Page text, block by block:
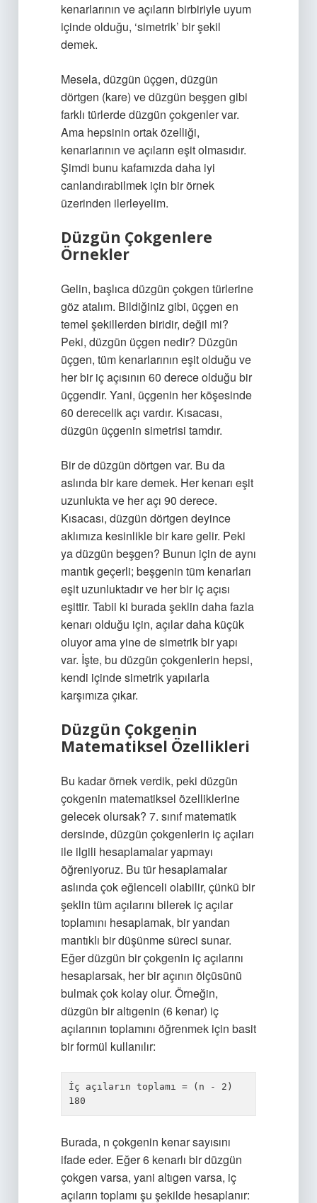
kenarlarının ve açıların birbiriyle uyum
içinde olduğu, ‘simetrik’ bir şekil
demek.
Mesela, düzgün üçgen, düzgün
dörtgen (kare) ve düzgün beşgen gibi
farklı türlerde düzgün çokgenler var.
Ama hepsinin ortak özelliği,
kenarlarının ve açıların eşit olmasıdır.
Şimdi bunu kafamızda daha iyi
canlandırabilmek için bir örnek
üzerinden ilerleyelim.
Düzgün Çokgenlere
Örnekler
Gelin, başlıca düzgün çokgen türlerine
göz atalım. Bildiğiniz gibi, üçgen en
temel şekillerden biridir, değil mi?
Peki, düzgün üçgen nedir? Düzgün
üçgen, tüm kenarlarının eşit olduğu ve
her bir iç açısının 60 derece olduğu bir
üçgendir. Yani, üçgenin her köşesinde
60 derecelik açı vardır. Kısacası,
düzgün üçgenin simetrisi tamdır.
Bir de düzgün dörtgen var. Bu da
aslında bir kare demek. Her kenarı eşit
uzunlukta ve her açı 90 derece.
Kısacası, düzgün dörtgen deyince
aklımıza kesinlikle bir kare gelir. Peki
ya düzgün beşgen? Bunun için de aynı
mantık geçerli; beşgenin tüm kenarları
eşit uzunluktadır ve her bir iç açısı
eşittir. Tabii ki burada şeklin daha fazla
kenarı olduğu için, açılar daha küçük
oluyor ama yine de simetrik bir yapı
var. İşte, bu düzgün çokgenlerin hepsi,
kendi içinde simetrik yapılarla
karşımıza çıkar.
Düzgün Çokgenin
Matematiksel Özellikleri
Bu kadar örnek verdik, peki düzgün
çokgenin matematiksel özelliklerine
gelecek olursak? 7. sınıf matematik
dersinde, düzgün çokgenlerin iç açıları
ile ilgili hesaplamalar yapmayı
öğreniyoruz. Bu tür hesaplamalar
aslında çok eğlenceli olabilir, çünkü bir
şeklin tüm açılarını bilerek iç açılar
toplamını hesaplamak, bir yandan
mantıklı bir düşünme süreci sunar.
Eğer düzgün bir çokgenin iç açılarını
hesaplarsak, her bir açının ölçüsünü
bulmak çok kolay olur. Örneğin,
düzgün bir altıgenin (6 kenar) iç
açılarının toplamını öğrenmek için basit
bir formül kullanılır:
İç açıların toplamı = (n - 2)
180
Burada, n çokgenin kenar sayısını
ifade eder. Eğer 6 kenarlı bir düzgün
çokgen varsa, yani altıgen varsa, iç
açıların toplamı şu şekilde hesaplanır: